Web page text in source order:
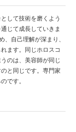
して技術を磨くよう
じて成長していきま
、自己理解が深まり、
ます。同じホロスコ
のは、美容師が同じ
と同じです。専門家
です。